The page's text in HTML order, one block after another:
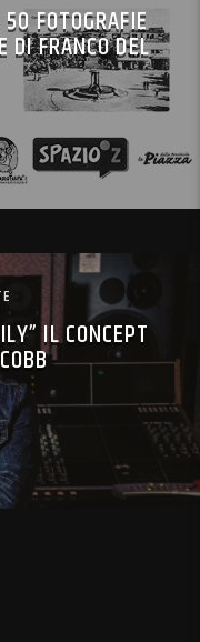
FOTOGRAFIE
DI FRANCO DEL
IL CONCEPT